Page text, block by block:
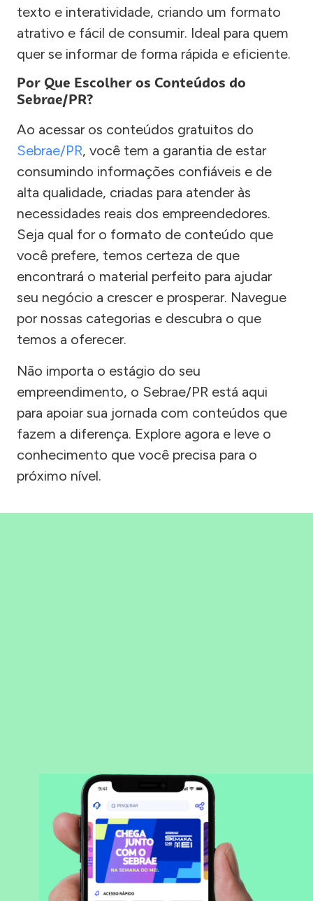
texto e interatividade, criando um formato
atrativo e fácil de consumir. Ideal para quem
quer se informar de forma rápida e eficiente.
Por Que Escolher os Conteúdos do
Sebrae/PR?
Ao acessar os conteúdos gratuitos do
Sebrae/PR, você tem a garantia de estar
consumindo informações confiáveis e de
alta qualidade, criadas para atender às
necessidades reais dos empreendedores.
Seja qual for o formato de conteúdo que
você prefere, temos certeza de que
encontrará o material perfeito para ajudar
seu negócio a crescer e prosperar. Navegue
por nossas categorias e descubra o que
temos a oferecer.
Não importa o estágio do seu
empreendimento, o Sebrae/PR está aqui
para apoiar sua jornada com conteúdos que
fazem a diferença. Explore agora e leve o
conhecimento que você precisa para o
próximo nível.